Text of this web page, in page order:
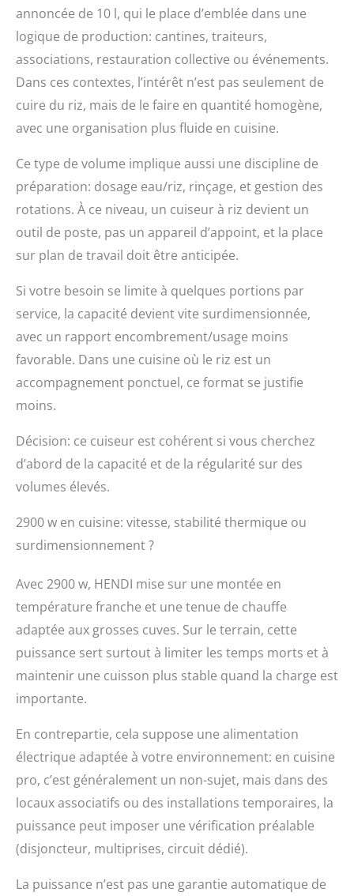
annoncée de 10 l, qui le place d’emblée dans une
logique de production: cantines, traiteurs,
associations, restauration collective ou événements.
Dans ces contextes, l’intérêt n’est pas seulement de
cuire du riz, mais de le faire en quantité homogène,
avec une organisation plus fluide en cuisine.
Ce type de volume implique aussi une discipline de
préparation: dosage eau/riz, rinçage, et gestion des
rotations. À ce niveau, un cuiseur à riz devient un
outil de poste, pas un appareil d’appoint, et la place
sur plan de travail doit être anticipée.
Si votre besoin se limite à quelques portions par
service, la capacité devient vite surdimensionnée,
avec un rapport encombrement/usage moins
favorable. Dans une cuisine où le riz est un
accompagnement ponctuel, ce format se justifie
moins.
Décision: ce cuiseur est cohérent si vous cherchez
d’abord de la capacité et de la régularité sur des
volumes élevés.
2900 w en cuisine: vitesse, stabilité thermique ou
surdimensionnement ?
Avec 2900 w, HENDI mise sur une montée en
température franche et une tenue de chauffe
adaptée aux grosses cuves. Sur le terrain, cette
puissance sert surtout à limiter les temps morts et à
maintenir une cuisson plus stable quand la charge est
importante.
En contrepartie, cela suppose une alimentation
électrique adaptée à votre environnement: en cuisine
pro, c’est généralement un non-sujet, mais dans des
locaux associatifs ou des installations temporaires, la
puissance peut imposer une vérification préalable
(disjoncteur, multiprises, circuit dédié).
La puissance n’est pas une garantie automatique de